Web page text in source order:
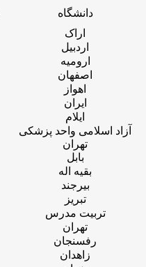
دانشگاه
اراک
اردبیل
ارومیه
اصفهان
اهواز
ایران
ایلام
آزاد اسلامی واحد پزشکی
تهران
بابل
بقیه اله
بیرجند
تبریز
تربیت مدرس
تهران
رفسنجان
زاهدان